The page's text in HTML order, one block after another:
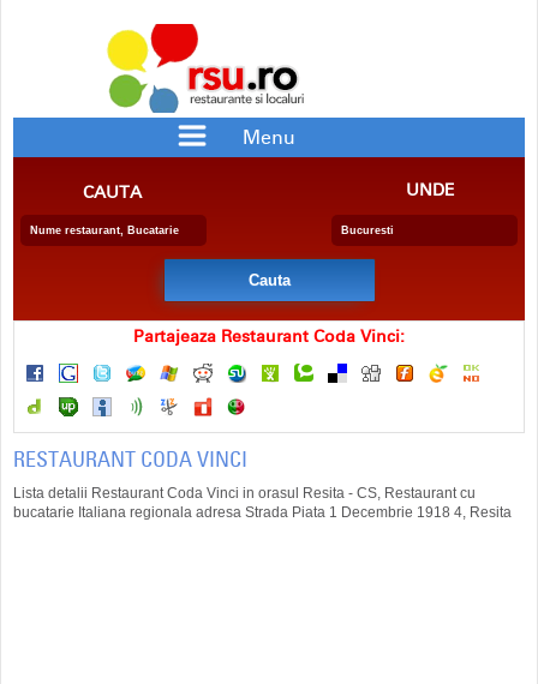
Menu
BAR/PUB
RESTAURANTE CU SPECIFIC
PENSIUNE
BERARIE
SALA EVENIMENTE
FAST FOOD
CATERING
DELIVERY
COFETARIE
CAUTA UNDE
Partajeaza Restaurant Coda Vinci:
RESTAURANT CODA VINCI
Lista detalii Restaurant Coda Vinci in orasul Resita - CS, Restaurant cu
bucatarie Italiana regionala adresa Strada Piata 1 Decembrie 1918 4, Resita